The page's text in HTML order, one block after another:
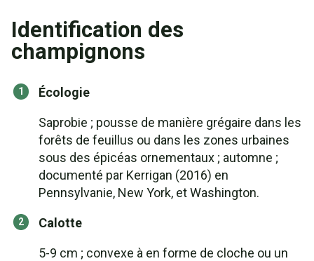
Identification des
champignons
Écologie
Saprobie ; pousse de manière grégaire dans les
forêts de feuillus ou dans les zones urbaines
sous des épicéas ornementaux ; automne ;
documenté par Kerrigan (2016) en
Pennsylvanie, New York, et Washington.
Calotte
5-9 cm ; convexe à en forme de cloche ou un